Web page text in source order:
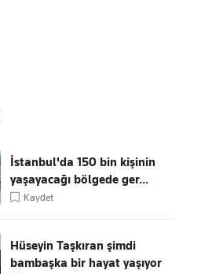
İstanbul'da 150 bin kişinin
yaşayacağı bölgede ger...
Kaydet
Hüseyin Taşkıran şimdi
bambaşka bir hayat yaşıyor